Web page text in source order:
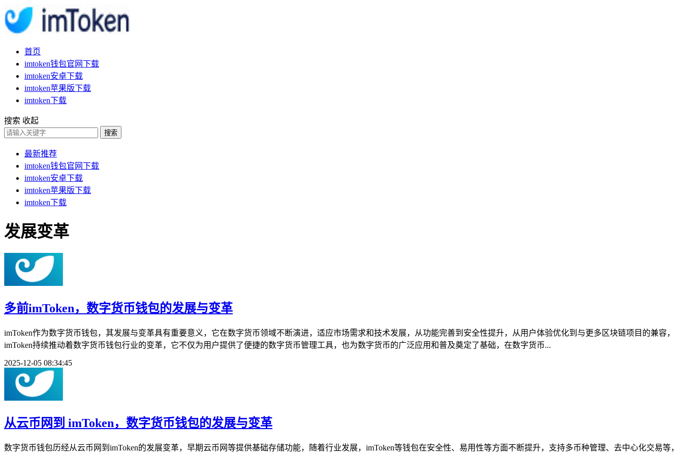
首页
imtoken钱包官网下载
imtoken安卓下载
imtoken苹果版下载
imtoken下载
搜索 收起
搜索
最新推荐
imtoken钱包官网下载
imtoken安卓下载
imtoken苹果版下载
imtoken下载
发展变革
多前imToken，数字货币钱包的发展与变革
imToken作为数字货币钱包，其发展与变革具有重要意义，它在数字货币领域不断演进，适应市场需求和技术发展，从功能完善到安全性提升，从用户体验优化到与更多区块链项目的兼容，
imToken持续推动着数字货币钱包行业的变革，它不仅为用户提供了便捷的数字货币管理工具，也为数字货币的广泛应用和普及奠定了基础，在数字货币...
2025-12-05 08:34:45
从云币网到 imToken，数字货币钱包的发展与变革
数字货币钱包历经从云币网到imToken的发展变革，早期云币网等提供基础存储功能，随着行业发展，imToken等钱包在安全性、易用性等方面不断提升，支持多币种管理、去中心化交易等，